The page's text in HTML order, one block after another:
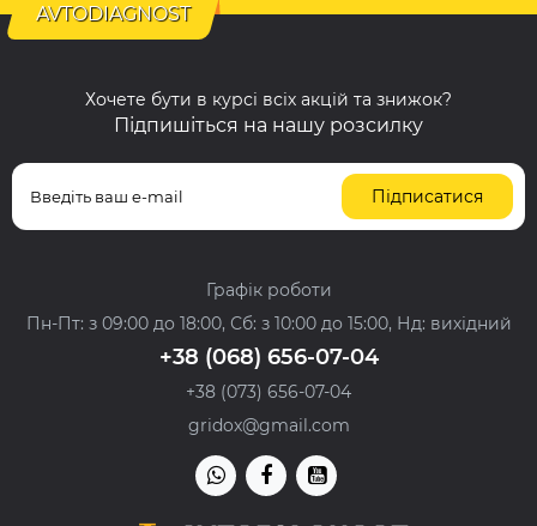
AVTODIAGNOST
Хочете бути в курсі всіх акцій та знижок?
Підпишіться на нашу розсилку
Підписатися
Графік роботи
Пн-Пт: з 09:00 до 18:00, Сб: з 10:00 до 15:00, Нд: вихідний
+38 (068) 656-07-04
+38 (073) 656-07-04
gridox@gmail.com